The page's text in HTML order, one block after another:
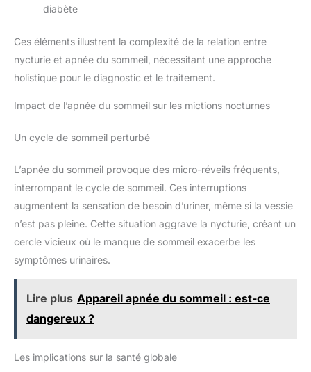
diabète
Ces éléments illustrent la complexité de la relation entre
nycturie et apnée du sommeil, nécessitant une approche
holistique pour le diagnostic et le traitement.
Impact de l’apnée du sommeil sur les mictions nocturnes
Un cycle de sommeil perturbé
L’apnée du sommeil provoque des micro-réveils fréquents,
interrompant le cycle de sommeil. Ces interruptions
augmentent la sensation de besoin d’uriner, même si la vessie
n’est pas pleine. Cette situation aggrave la nycturie, créant un
cercle vicieux où le manque de sommeil exacerbe les
symptômes urinaires.
Lire plus Appareil apnée du sommeil : est-ce
dangereux ?
Les implications sur la santé globale